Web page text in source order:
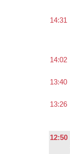
14:31
14:02
13:40
13:26
12:50